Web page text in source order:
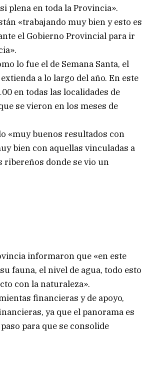
plena en toda la Provincia».
«trabajando muy bien y esto es
el Gobierno Provincial para ir
lo fue el de Semana Santa, el
a lo largo del año. En este
en todas las localidades de
se vieron en los meses de
«muy buenos resultados con
bien con aquellas vinculadas a
donde se vio un
informaron que «en este
fauna, el nivel de agua, todo esto
con la naturaleza».
financieras y de apoyo,
ya que el panorama es
para que se consolide